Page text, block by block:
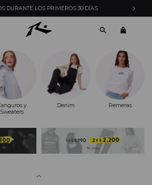
DURANTE LOS PRIMEROS 30 DÍAS
y
Sweaters
Denim Remeras